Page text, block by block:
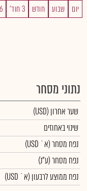
יום שבוע חודש 3 חוד' 6 חוד'
נתוני מסחר
שער אחרון (USD)
שינוי באחוזים
נפח מסחר(א` USD)
נפח מסחר(ע"נ)
נפח ממוצע לרבעון (א` USD)